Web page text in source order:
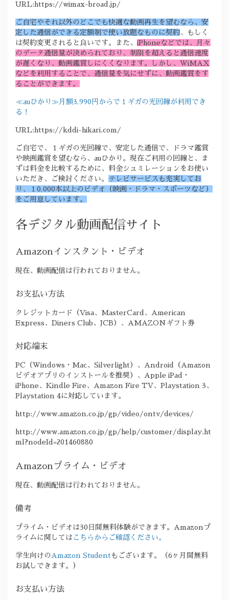
URL:https://wimax-broad.jp/
ご自宅やそれ以外のどこでも快適な動画再生を望むなら、安
定した通信ができる定額制で使い放題なものに契約、もしく
は契約変更されると良いです。また、 iPhoneなどでは、月々
のデータ通信量が決められており、制限を超えると通信速度
が遅くなり、動画鑑賞しにくくなります。しかし、WiMAX
などを利用することで、通信量を気にせずに、動画鑑賞をす
ることができます。
≪auひかり≫月額3,990円からで１ギガの光回線が利用でき
る！
URL:https://kddi-hikari.com/
ご自宅で、１ギガの光回線で、安定した通信で、ドラマ鑑賞
や映画鑑賞を望むなら、auひかり。現在ご利用の回線と、ま
ずは料金を比較するために、料金シュミレーションをお使い
いただき、ご検討ください。
テレビサービスも充実してお
り、１0,000本以上のビデオ（映画・ドラマ・スポーツなど）
をご用意しています。
各デジタル動画配信サイト
Amazonインスタント・ビデオ
現在、動画配信は行われておりません。
お支払い方法
クレジットカード（Visa、MasterCard、American
Express、Diners Club、JCB）、AMAZONギフト券
対応端末
PC（Windows・Mac、Silverlight）、Android（Amazon
ビデオアプリのインストールを推奨）、Apple iPad・
iPhone、Kindle Fire、Amazon Fire TV、Playstation 3、
Playstation 4に対応しています。
http://www.amazon.co.jp/gp/video/ontv/devices/
http://www.amazon.co.jp/gp/help/customer/display.ht
ml?nodeId=201460880
Amazonプライム・ビデオ
現在、動画配信は行われておりません。
備考
プライム・ビデオは30日間無料体験ができます。Amazonプ
ライムに関しては こちらからご確認ください。
学生向けの Amazon Student もございます。（6ヶ月間無料
お試しできます。）
お支払い方法